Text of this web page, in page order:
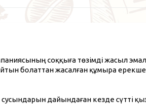
соққыға төзімді жасыл
болаттан жасалған құмыра ерекше
дайындаған кезде сүтті